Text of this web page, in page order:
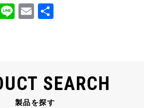
Li E
SEARCH
製品を探す